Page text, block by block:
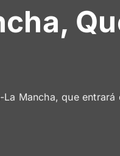
Mancha, que